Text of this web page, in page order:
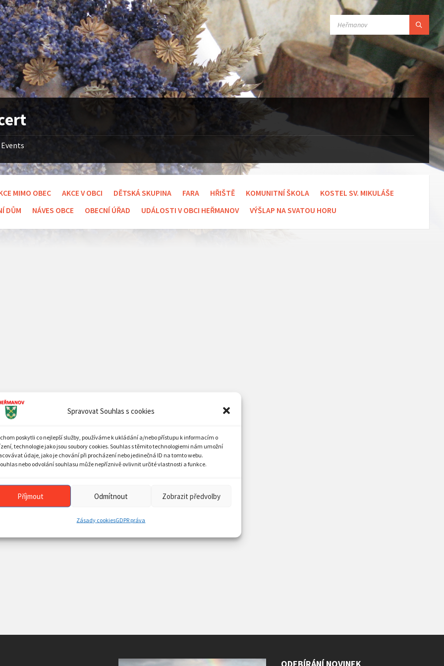
Spravovat Souhlas s cookies
poskytli co nejlepší služby, používáme k ukládání a/nebo přístupu k informacím o
technologie jako jsou soubory cookies. Souhlas s těmito technologiemi nám umožní
údaje, jako je chování při procházení nebo jedinečná ID na tomto webu.
nebo odvolání souhlasu může nepříznivě ovlivnit určité vlastnosti a funkce.
Příjmout Odmítnout Zobrazit předvolby
Zásady cookiesGDPR práva
Events
MIMO OBEC AKCE V OBCI DĚTSKÁ SKUPINA FARA HŘIŠTĚ KOMUNITNÍ ŠKOLA
KOSTEL SV. MIKULÁŠE
DŮM
NÁVES OBCE OBECNÍ ÚŘAD UDÁLOSTI V OBCI HEŘMANOV VÝŠLAP NA SVATOU HORU
ODEBÍRÁNÍ NOVINEK